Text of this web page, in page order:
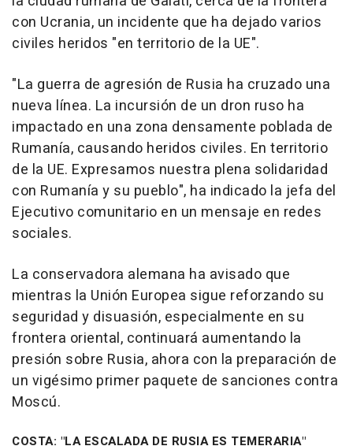
con Ucrania, un incidente que ha dejado varios
civiles heridos "en territorio de la UE".
"La guerra de agresión de Rusia ha cruzado una
nueva línea. La incursión de un dron ruso ha
impactado en una zona densamente poblada de
Rumanía, causando heridos civiles. En territorio
de la UE. Expresamos nuestra plena solidaridad
con Rumanía y su pueblo", ha indicado la jefa del
Ejecutivo comunitario en un mensaje en redes
sociales.
La conservadora alemana ha avisado que
mientras la Unión Europea sigue reforzando su
seguridad y disuasión, especialmente en su
frontera oriental, continuará aumentando la
presión sobre Rusia, ahora con la preparación de
un vigésimo primer paquete de sanciones contra
Moscú.
COSTA: "LA ESCALADA DE RUSIA ES TEMERARIA"